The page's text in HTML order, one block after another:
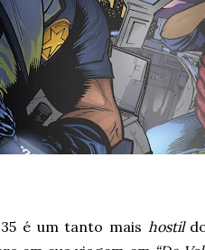
é um tanto mais hostil